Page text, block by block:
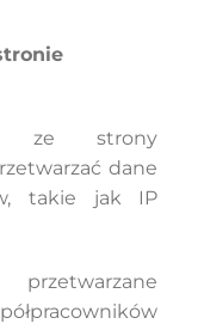
ze strony
dane
takie jak IP